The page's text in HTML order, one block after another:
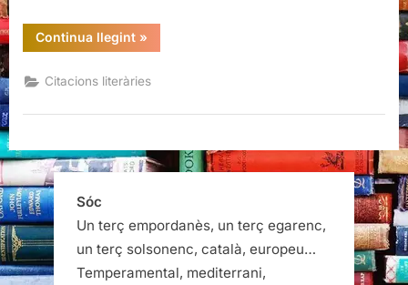
Continua llegint“Citacions
literàries
Deu
oques
Gerbrand
»
Citacions literàries
Sóc
Un terç empordanès, un terç egarenc,
un terç solsonenc, català, europeu…
Temperamental, mediterrani,